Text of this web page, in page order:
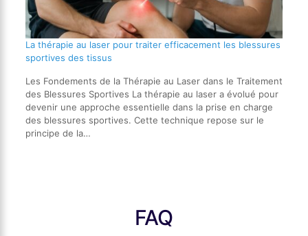
La thérapie au laser pour traiter efficacement les blessures
sportives des tissus
Les Fondements de la Thérapie au Laser dans le Traitement
des Blessures Sportives La thérapie au laser a évolué pour
devenir une approche essentielle dans la prise en charge
des blessures sportives. Cette technique repose sur le
principe de la…
FAQ